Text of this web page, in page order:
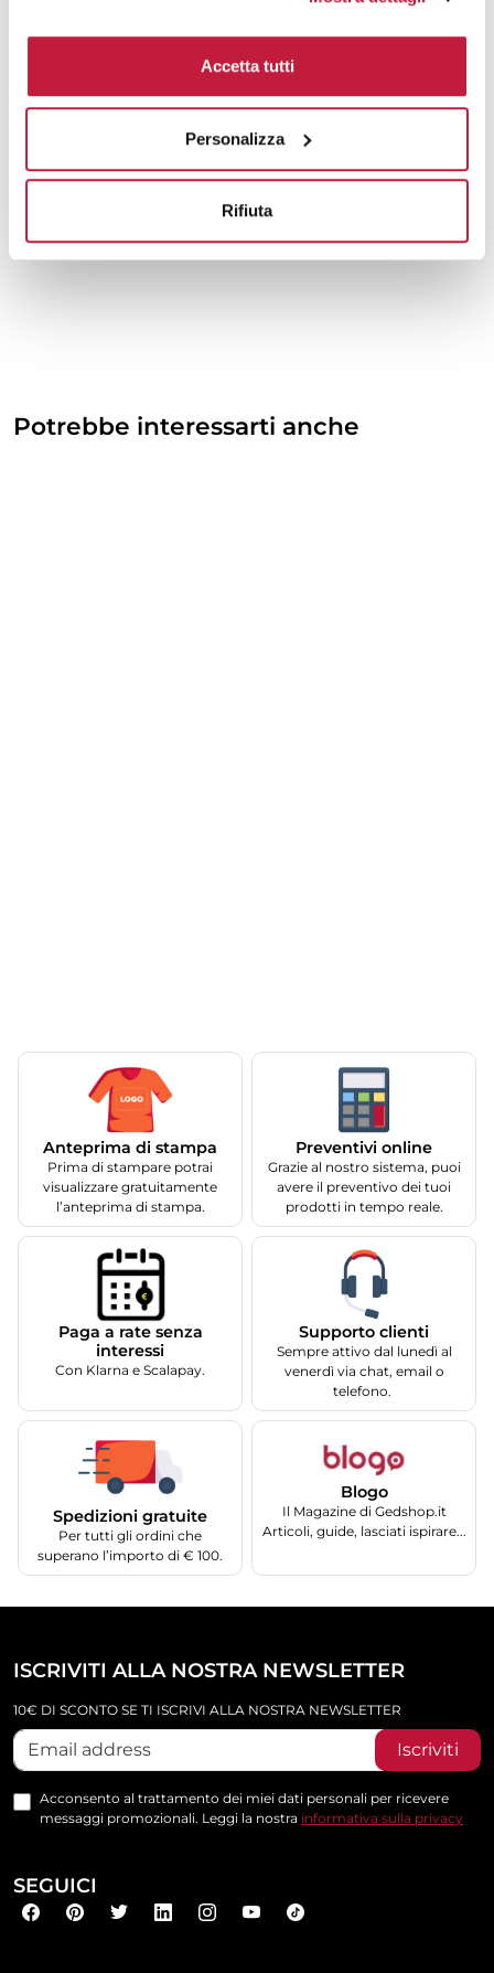
Accetta tutti
Personalizza
Rifiuta
Potrebbe interessarti anche
Anteprima di stampa
Prima di stampare potrai
visualizzare gratuitamente
l’anteprima di stampa.
Preventivi online
Grazie al nostro sistema, puoi
avere il preventivo dei tuoi
prodotti in tempo reale.
Paga a rate senza
interessi
Con Klarna e Scalapay.
Supporto clienti
Sempre attivo dal lunedì al
venerdì via chat, email o
telefono.
Spedizioni gratuite
Per tutti gli ordini che
superano l’importo di € 100.
Blogo
Il Magazine di Gedshop.it
Articoli, guide, lasciati ispirare...
ISCRIVITI ALLA NOSTRA NEWSLETTER
10€ DI SCONTO SE TI ISCRIVI ALLA NOSTRA NEWSLETTER
Iscriviti
Acconsento al trattamento dei miei dati personali per ricevere
messaggi promozionali. Leggi la nostra informativa sulla privacy
SEGUICI